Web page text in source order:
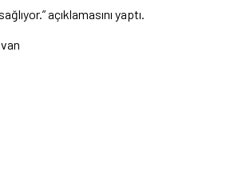
açıklamasını yaptı.